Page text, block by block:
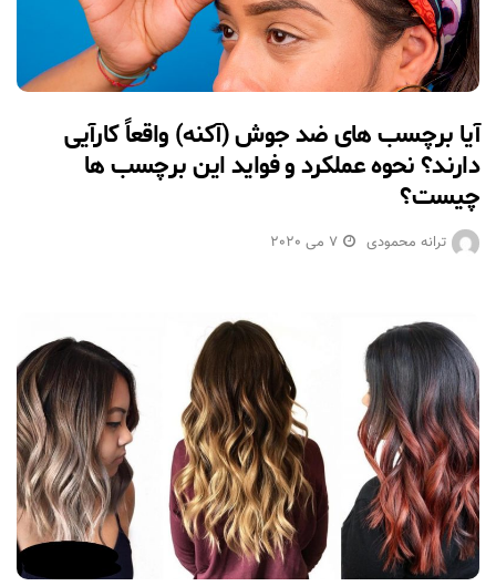
آیا برچسب های ضد جوش (آکنه) واقعاً کارآیی
دارند؟ نحوه عملکرد و فواید این برچسب ها
چیست؟
ترانه محمودی 7 می 2020